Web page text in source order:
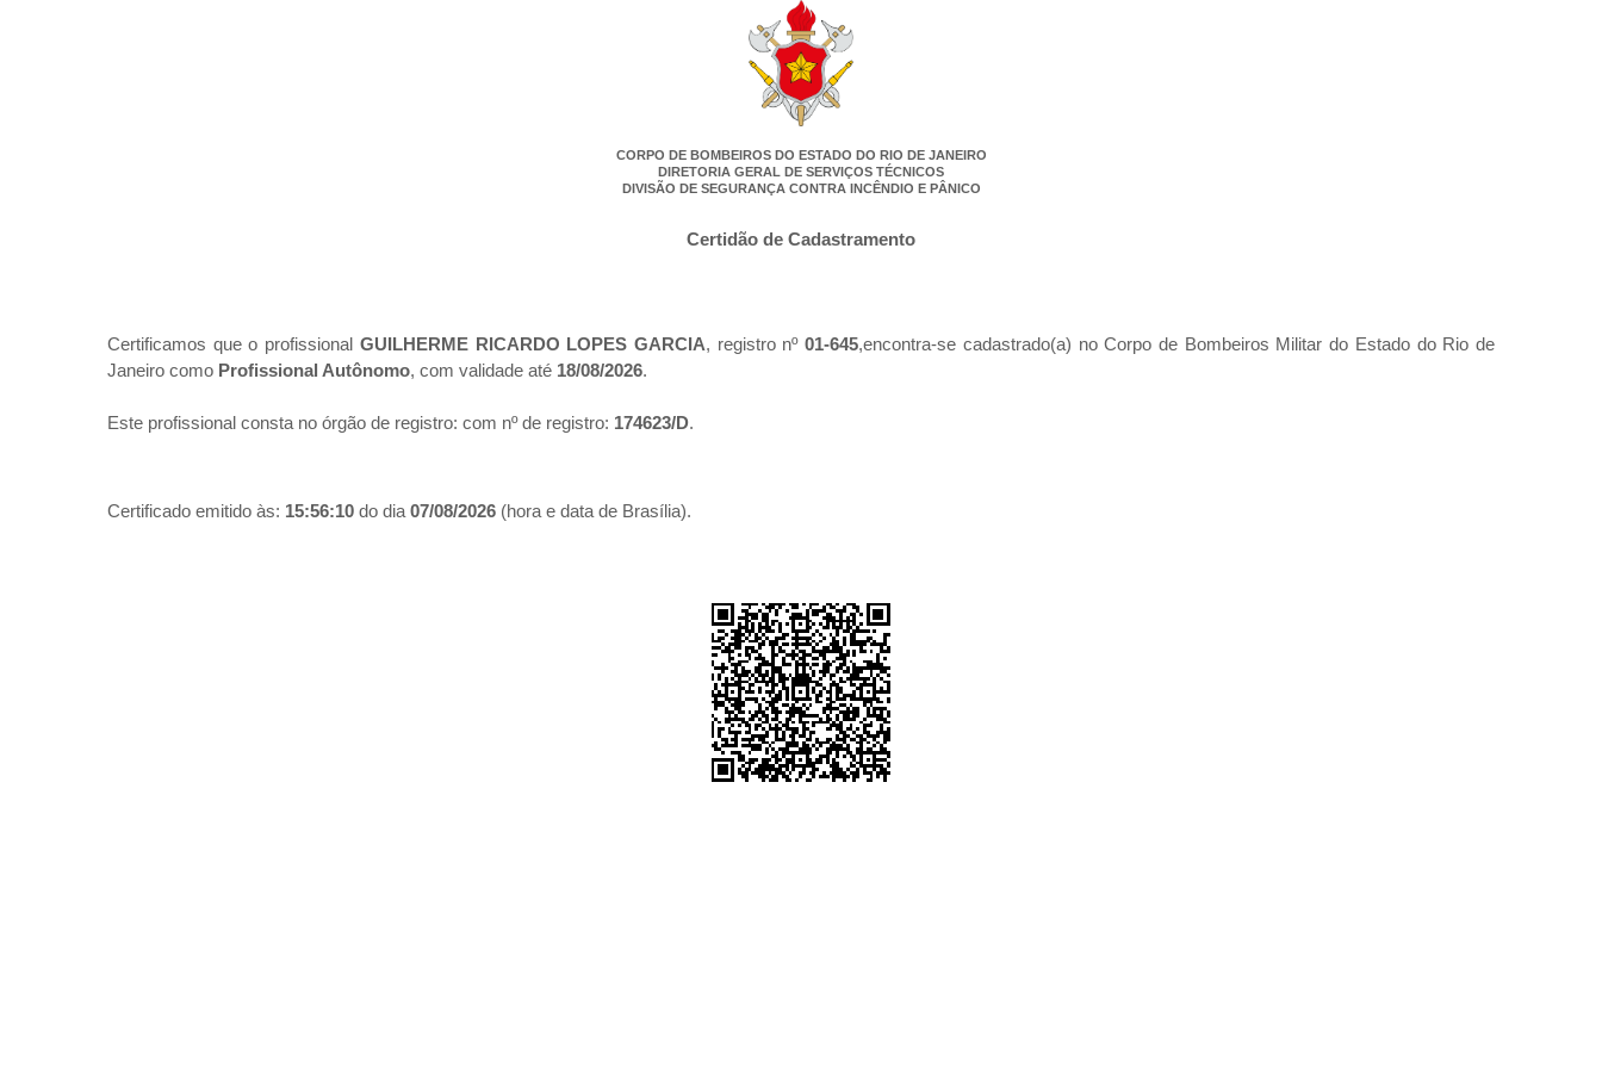
CORPO DE BOMBEIROS DO ESTADO DO RIO DE JANEIRO
DIRETORIA GERAL DE SERVIÇOS TÉCNICOS
DIVISÃO DE SEGURANÇA CONTRA INCÊNDIO E PÂNICO
Certidão de Cadastramento
Certificamos que o profissional GUILHERME RICARDO LOPES GARCIA, registro nº01-645,encontra-se cadastrado(a) no Corpo de Bombeiros Militar do Estado do Rio de
Janeiro como Profissional Autônomo, com validade até 18/08/2026.
Este profissional consta no órgão de registro: com nº de registro: 174623/D.
Certificado emitido às: 15:56:10 do dia 07/08/2026 (hora e data de Brasília).